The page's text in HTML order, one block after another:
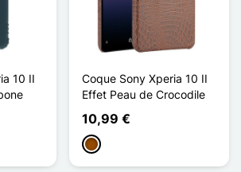
10 II
Coque Sony Xperia 10 II
Effet Peau de Crocodile
10,99 €
Castanho